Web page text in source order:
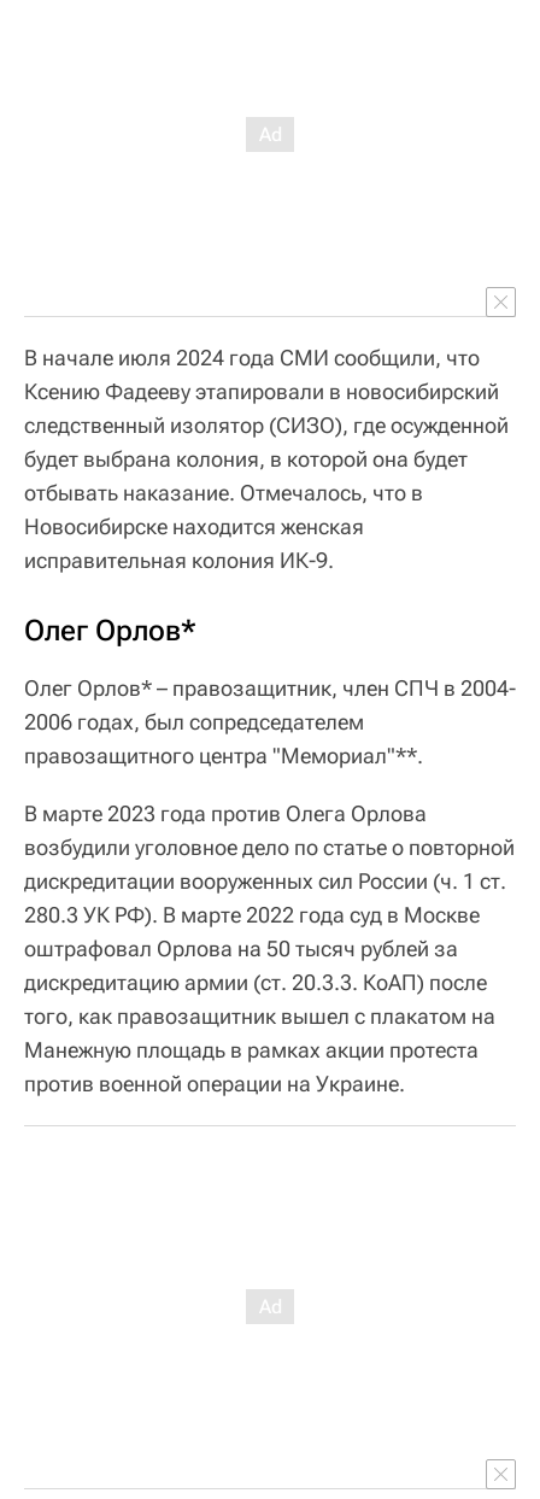
В начале июля 2024 года СМИ сообщили, что
Ксению Фадееву этапировали в новосибирский
следственный изолятор (СИЗО), где осужденной
будет выбрана колония, в которой она будет
отбывать наказание. Отмечалось, что в
Новосибирске находится женская
исправительная колония ИК-9.
Олег Орлов*
Олег Орлов* – правозащитник, член СПЧ в 2004-
2006 годах, был сопредседателем
правозащитного центра "Мемориал"**.
В марте 2023 года против Олега Орлова
возбудили уголовное дело по статье о повторной
дискредитации вооруженных сил России (ч. 1 ст.
280.3 УК РФ). В марте 2022 года суд в Москве
оштрафовал Орлова на 50 тысяч рублей за
дискредитацию армии (ст. 20.3.3. КоАП) после
того, как правозащитник вышел с плакатом на
Манежную площадь в рамках акции протеста
против военной операции на Украине.